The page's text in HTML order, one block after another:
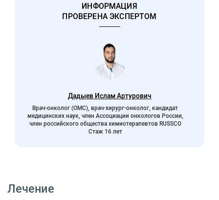
ИНФОРМАЦИЯ
ПРОВЕРЕНА ЭКСПЕРТОМ
Дадыев Ислам Артурович
Врач-онколог (ОМС), врач-хирург-онколог, кандидат
медицинских наук, член Ассоциации онкологов России,
член российского общества химиотерапевтов RUSSCO
Стаж 16 лет
Лечение